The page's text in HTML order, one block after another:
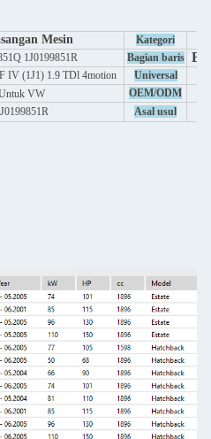
Mesin
Kategori
1J0199851R Bagian baris
IV (1J1) 1.9 TDl 4motion Universal
VW
OEM/ODM
Asal usul